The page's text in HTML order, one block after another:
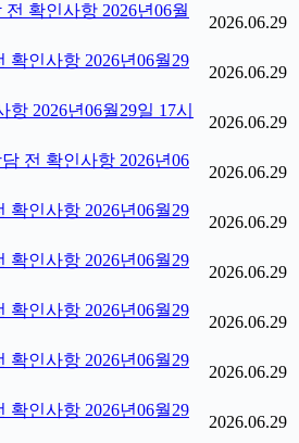
확인사항 2026년06월
2026.06.29
확인사항 2026년06월29
2026.06.29
2026년06월29일 17시
2026.06.29
전 확인사항 2026년06
2026.06.29
확인사항 2026년06월29
2026.06.29
확인사항 2026년06월29
2026.06.29
확인사항 2026년06월29
2026.06.29
확인사항 2026년06월29
2026.06.29
확인사항 2026년06월29
2026.06.29